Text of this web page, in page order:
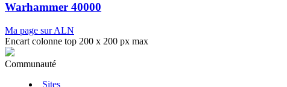
Warhammer 40000
Ma page sur ALN
Encart colonne top 200 x 200 px max
Communauté
Sites